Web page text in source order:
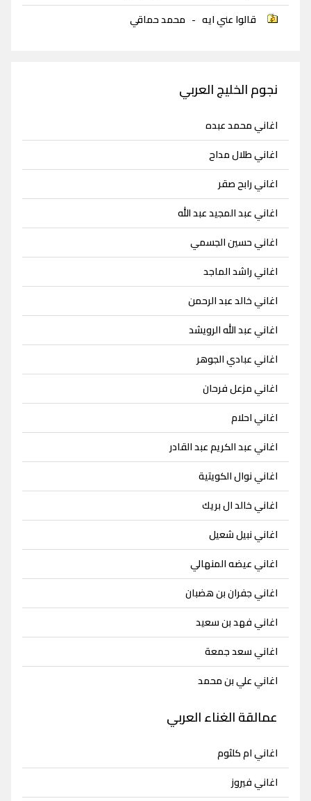
قالوا عني ايه - محمد حماقي
نجوم الخليج العربي
اغاني محمد عبده
اغاني طلال مداح
اغاني رابح صقر
اغاني عبد المجيد عبد الله
اغاني حسين الجسمي
اغاني راشد الماجد
اغاني خالد عبد الرحمن
اغاني عبد الله الرويشد
اغاني عبادي الجوهر
اغاني مزعل فرحان
اغاني احلام
اغاني عبد الكريم عبد القادر
اغاني نوال الكويتية
اغاني خالد ال بريك
اغاني نبيل شعيل
اغاني عيضه المنهالي
اغاني جفران بن هضبان
اغاني فهد بن سعيد
اغاني سعد جمعة
اغاني علي بن محمد
عمالقة الغناء العربي
اغاني ام كلثوم
اغاني فيروز